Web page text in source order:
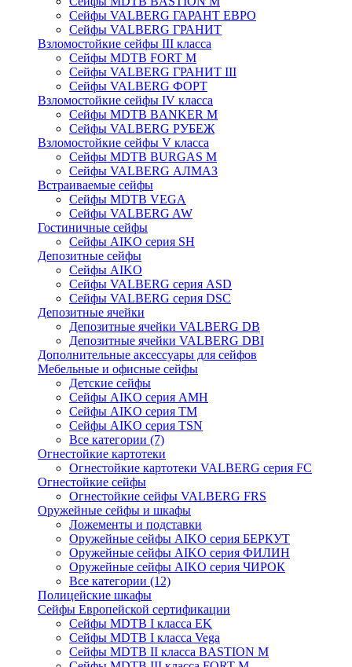
Сейфы VALBERG ГАРАНТ ЕВРО
Сейфы VALBERG ГРАНИТ
Взломостойкие сейфы III класса
Сейфы MDTB FORT M
Сейфы VALBERG ГРАНИТ III
Сейфы VALBERG ФОРТ
Взломостойкие сейфы IV класса
Сейфы MDTB BANKER M
Сейфы VALBERG РУБЕЖ
Взломостойкие сейфы V класса
Сейфы MDTB BURGAS M
Сейфы VALBERG АЛМАЗ
Встраиваемые сейфы
Сейфы MDTB VEGA
Сейфы VALBERG AW
Гостиничные сейфы
Сейфы AIKO серия SH
Депозитные сейфы
Сейфы AIKO
Сейфы VALBERG серия ASD
Сейфы VALBERG серия DSC
Депозитные ячейки
Депозитные ячейки VALBERG DB
Депозитные ячейки VALBERG DBI
Дополнительные аксессуары для сейфов
Мебельные и офисные сейфы
Детские сейфы
Сейфы AIKO серия AMH
Сейфы AIKO серия TM
Сейфы AIKO серия TSN
Все категории (7)
Огнестойкие картотеки
Огнестойкие картотеки VALBERG серия FC
Огнестойкие сейфы
Огнестойкие сейфы VALBERG FRS
Оружейные сейфы и шкафы
Ложементы и подставки
Оружейные сейфы AIKO серия БЕРКУТ
Оружейные сейфы AIKO серия ФИЛИН
Оружейные сейфы AIKO серия ЧИРОК
Все категории (12)
Полицейские шкафы
Сейфы Европейской сертификации
Сейфы MDTB I класса EK
Сейфы MDTB I класса Vega
Сейфы MDTB II класса BASTION M